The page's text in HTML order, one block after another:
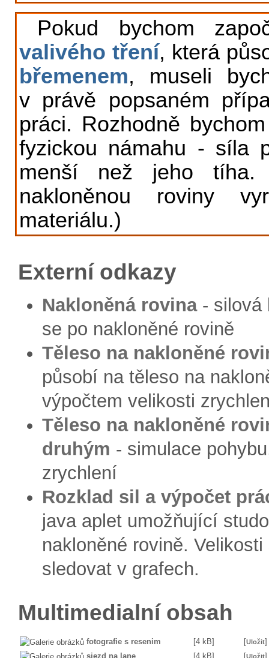
Pokud bychom
valivého tření, která
břemenem, museli
v právě popsaném
práci. Rozhodně
fyzickou námahu - síla
menší než jeho tíha.
nakloněnou roviny
materiálu.)
Externí odkazy
Nakloněná rovina- silová
se po nakloněné rovině
Těleso na nakloněné
působí na těleso na
výpočtem velikosti
Těleso na nakloněné
druhým - simulace
zrychlení
Rozklad sil a výpočet
java aplet umožňující
nakloněné rovině.
sledovat v grafech.
Multimedialní obsah
fotografie s resenim [4 kB] [Uložit]
sjezd na lane
[4 kB] [Uložit]